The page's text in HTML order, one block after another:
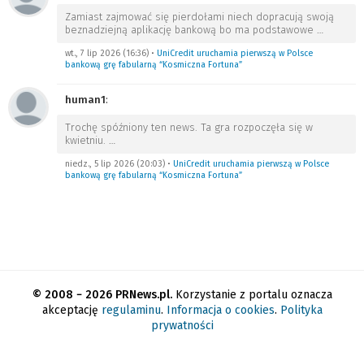
Zamiast zajmować się pierdołami niech dopracują swoją
beznadziejną aplikację bankową bo ma podstawowe …
wt., 7 lip 2026 (16:36) • UniCredit uruchamia pierwszą w Polsce
bankową grę fabularną “Kosmiczna Fortuna”
human1:
Trochę spóźniony ten news. Ta gra rozpoczęła się w
kwietniu. …
niedz., 5 lip 2026 (20:03) • UniCredit uruchamia pierwszą w Polsce
bankową grę fabularną “Kosmiczna Fortuna”
© 2008 − 2026 PRNews.pl.Korzystanie z portalu oznacza
akceptację regulaminu. Informacja o cookies. Polityka
prywatności